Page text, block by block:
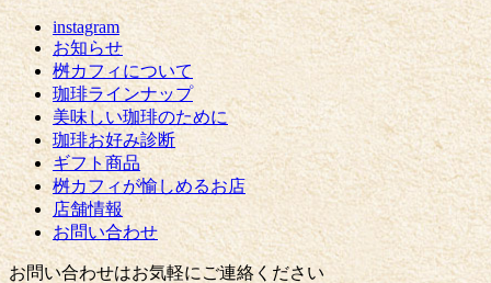
instagram
お知らせ
桝カフィについて
珈琲ラインナップ
美味しい珈琲のために
珈琲お好み診断
ギフト商品
桝カフィが愉しめるお店
店舗情報
お問い合わせ
お問い合わせはお気軽にご連絡ください